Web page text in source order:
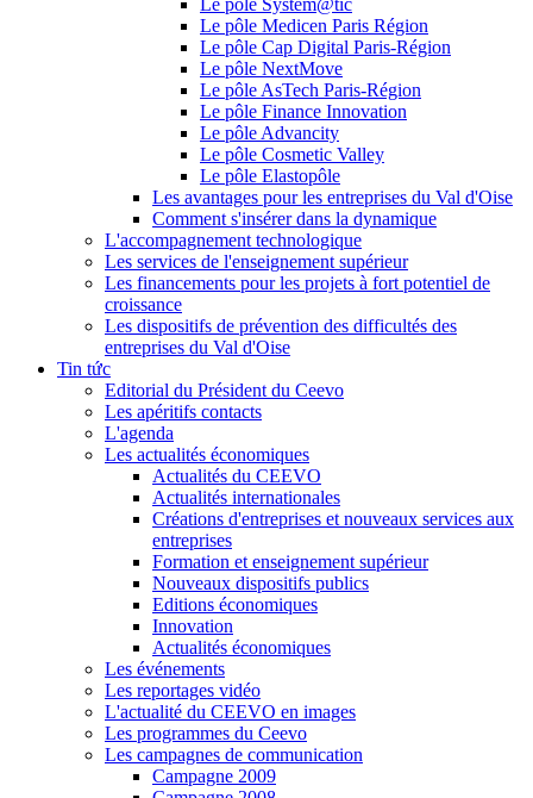
Le pôle System@tic
Le pôle Medicen Paris Région
Le pôle Cap Digital Paris-Région
Le pôle NextMove
Le pôle AsTech Paris-Région
Le pôle Finance Innovation
Le pôle Advancity
Le pôle Cosmetic Valley
Le pôle Elastopôle
Les avantages pour les entreprises du Val d'Oise
Comment s'insérer dans la dynamique
L'accompagnement technologique
Les services de l'enseignement supérieur
Les financements pour les projets à fort potentiel de
croissance
Les dispositifs de prévention des difficultés des
entreprises du Val d'Oise
Tin tức
Editorial du Président du Ceevo
Les apéritifs contacts
L'agenda
Les actualités économiques
Actualités du CEEVO
Actualités internationales
Créations d'entreprises et nouveaux services aux
entreprises
Formation et enseignement supérieur
Nouveaux dispositifs publics
Editions économiques
Innovation
Actualités économiques
Les événements
Les reportages vidéo
L'actualité du CEEVO en images
Les programmes du Ceevo
Les campagnes de communication
Campagne 2009